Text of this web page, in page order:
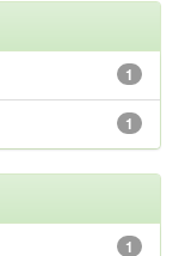
1
1
1